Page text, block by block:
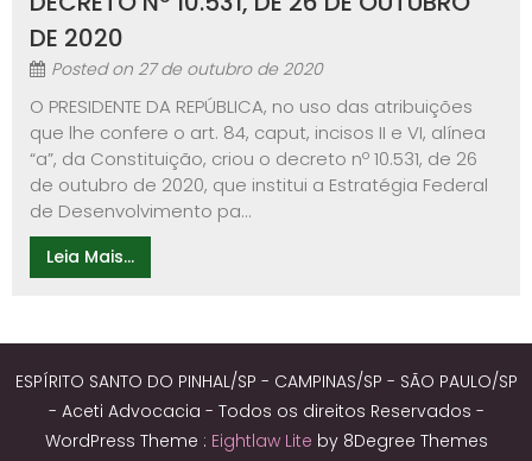
DE 2020
Posted on 27 de outubro de 2020
O PRESIDENTE DA REPÚBLICA, no uso das atribuições
que lhe confere o art. 84, caput, incisos II e VI, alínea
“a”, da Constituição, criou o decreto nº 10.531, de 26
de outubro de 2020, que institui a Estratégia Federal
de Desenvolvimento pa...
Leia Mais...
ESPÍRITO SANTO DO PINHAL/SP - CAMPINAS/SP - SÃO PAULO/SP
- Aceti Advocacia - Todos os direitos Reservados -
WordPress Theme : Eightlaw Lite by 8Degree Themes